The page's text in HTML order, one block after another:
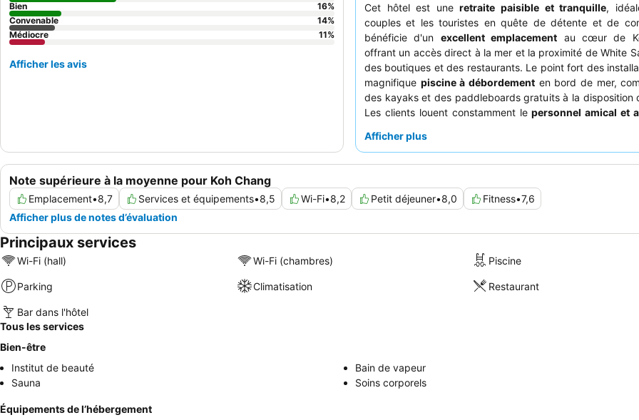
Cet hôtel est uneretraite paisible et tranquille,
couples et les touristes en quête de détente et de
bénéficie d'un excellent emplacement au cœur de
offrant un accès direct à la mer et la proximité de White
des boutiques et des restaurants. Le point fort des
magnifique piscine à débordement en bord de mer,
des kayaks et des paddleboards gratuits à la disposition
Les clients louent constamment lepersonnel amical et
européennes et thaïlandaises. Pour une expérience
Afficher plus
Note supérieure à la moyenne pour Koh Chang
Emplacement•8,7 Services et équipements•8,5 Wi-Fi•8,2 Petit déjeuner•8,0 Fitness•7,6
Afficher plus de notes d’évaluation
Bien
16%
Convenable
14%
Médiocre
11%
Afficher les avis
Principaux services
Wi-Fi (hall) Wi-Fi (chambres) Piscine
Parking Climatisation Restaurant
Bar dans l'hôtel
Tous les services
Bien-être
Institut de beauté
Bain de vapeur
Sauna
Soins corporels
Équipements de l’hébergement